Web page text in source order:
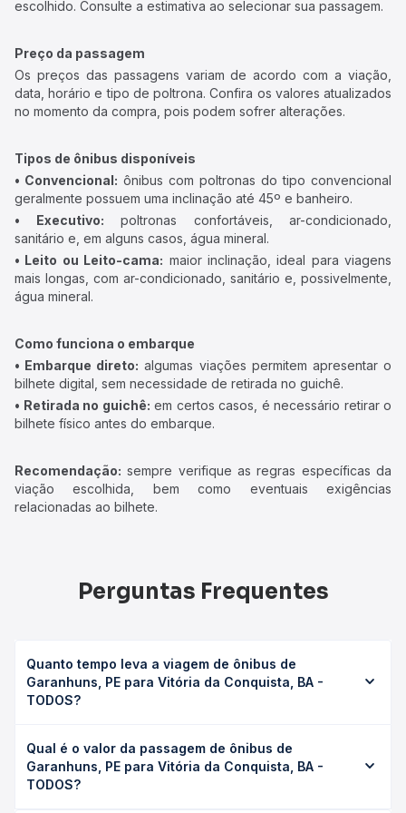
escolhido. Consulte a estimativa ao selecionar sua passagem.
Preço da passagem
Os preços das passagens variam de acordo com a viação,
data, horário e tipo de poltrona. Confira os valores atualizados
no momento da compra, pois podem sofrer alterações.
Tipos de ônibus disponíveis
• Convencional: ônibus com poltronas do tipo convencional
geralmente possuem uma inclinação até 45º e banheiro.
• Executivo: poltronas confortáveis, ar-condicionado,
sanitário e, em alguns casos, água mineral.
• Leito ou Leito-cama: maior inclinação, ideal para viagens
mais longas, com ar-condicionado, sanitário e, possivelmente,
água mineral.
Como funciona o embarque
• Embarque direto: algumas viações permitem apresentar o
bilhete digital, sem necessidade de retirada no guichê.
• Retirada no guichê: em certos casos, é necessário retirar o
bilhete físico antes do embarque.
Recomendação: sempre verifique as regras específicas da
viação escolhida, bem como eventuais exigências
relacionadas ao bilhete.
Perguntas Frequentes
Quanto tempo leva a viagem de ônibus de
Garanhuns, PE para Vitória da Conquista, BA -
TODOS?
Conquista, BA - TODOS leva em média 21h 49min,
podendo variar conforme a viação, o tipo de serviço
(convencional, executivo ou leito) e as condições de
Qual é o valor da passagem de ônibus de
Garanhuns, PE para Vitória da Conquista, BA -
TODOS?